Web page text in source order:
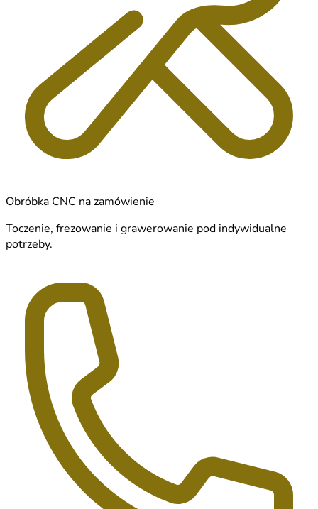
Obróbka CNC na zamówienie
Toczenie, frezowanie i grawerowanie pod indywidualne
potrzeby.